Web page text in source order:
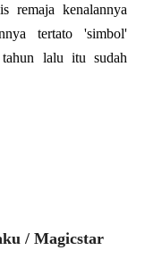
remaja kenalannya
tertato 'simbol'
lalu itu sudah
/ Magicstar